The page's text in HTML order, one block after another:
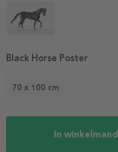
Item
4
70 x 100 cm
In winkelmand
Black Horse Poster